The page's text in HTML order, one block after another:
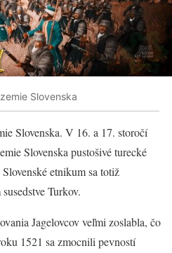
Slovenska
Slovenska. V 16. a 17. storočí
Slovenska pustošivé turecké
etnikum sa totiž
Turkov.
Jagelovcov veľmi zoslabla, čo
1521 sa zmocnili pevností